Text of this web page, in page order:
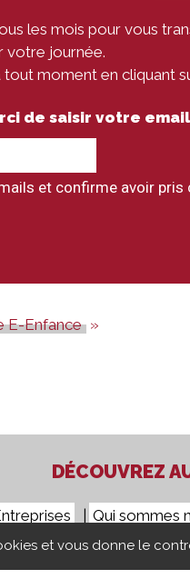
les mois pour vous
votre journée.
moment en cliquant
de saisir votre email
et confirme avoir
E-Enfance
DÉCOUVREZ
Qui sommes
Mentions Légales
et vous donne le